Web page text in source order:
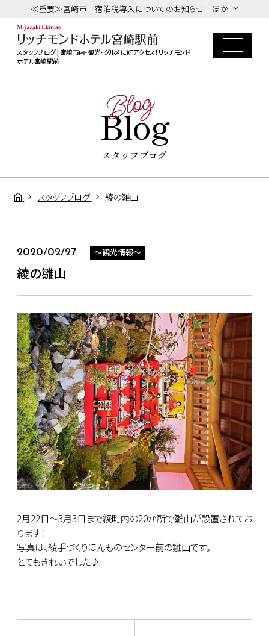
≪重要≫宮崎市 宿泊税導入についてのお知らせ ほか
スタッフブログ | 宮崎市内・観光・グルメに好アクセス！リッチモンド
ホテル宮崎駅前
Blog
Blog
スタッフブログ
スタッフブログ 綾の雛山
2020/02/27 ～観光情報～
綾の雛山
2月22日～3月3日まで綾町内の20か所で雛山が設置されてお
ります！
写真は、綾手づくりほんものセンター前の雛山です。
とてもきれいでした♪